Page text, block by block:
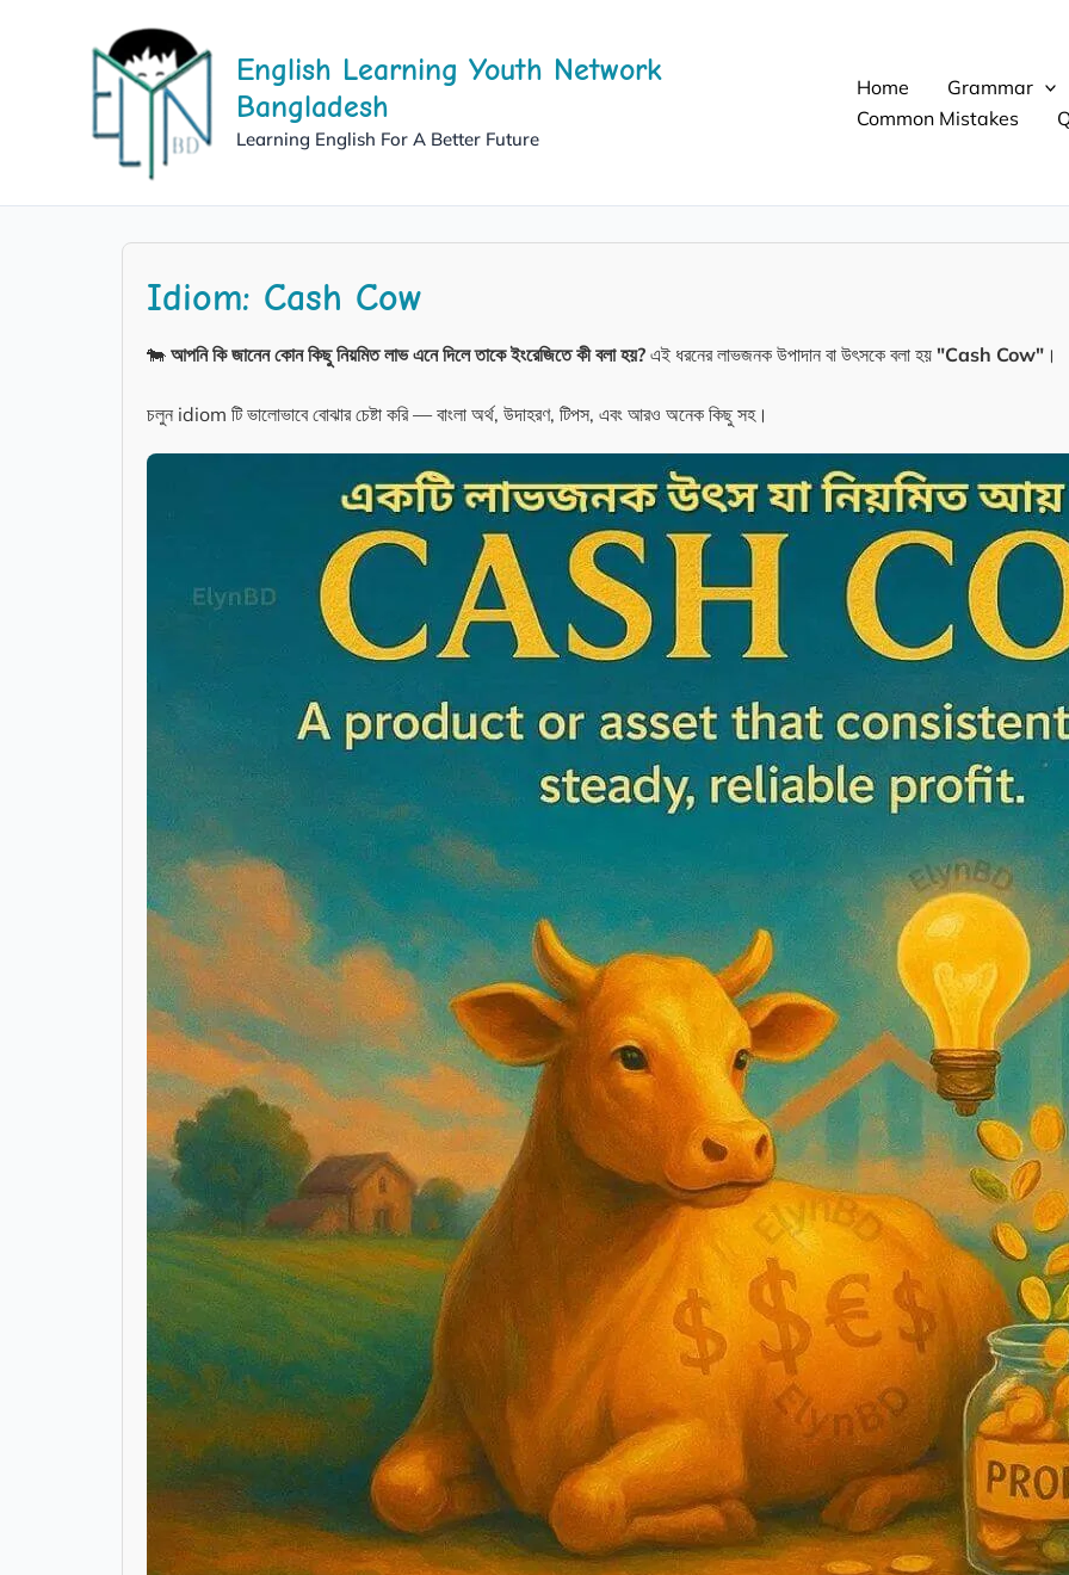
English Learning Youth Network
Bangladesh
Learning English For A Better Future
Home
Grammar
Common Mistakes
Idiom: Cash Cow
🐄 আপনি কি জানেন কোন কিছু নিয়মিত লাভ এনে দিলে তাকে ইংরেজিতে কী বলা হয়? এই ধরনের লাভজনক উপাদান বা উৎসকে বলা হয় "Cash Cow" ।
চলুন idiom টি ভালোভাবে বোঝার চেষ্টা করি — বাংলা অর্থ, উদাহরণ, টিপস, এবং আরও অনেক কিছু সহ।